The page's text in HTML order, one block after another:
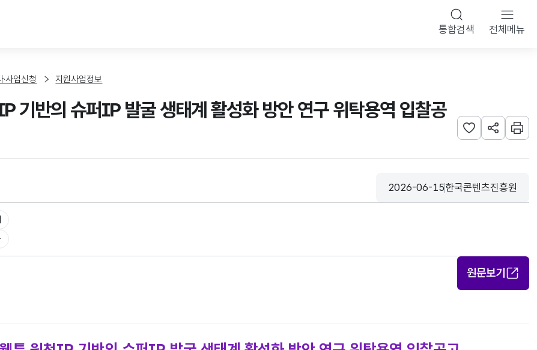
통합검색 전체메뉴
·사업신청 지원사업정보
기반의 슈퍼IP 발굴 생태계 활성화 방안 연구 위탁용역 입찰공
관심사 등록하기
URL 공유하
인쇄
등록일
2026-06-15
수집기관
한국콘텐츠진흥원
원문보기